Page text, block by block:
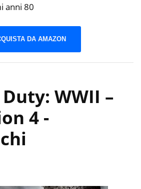
anni 80
DA AMAZON
WWII –
4 -